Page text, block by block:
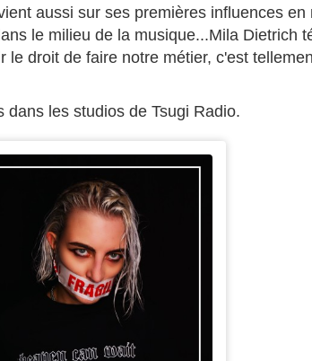
aussi sur ses premières influences en
le milieu de la musique...Mila Dietrich
droit de faire notre métier, c'est
les studios de Tsugi Radio.